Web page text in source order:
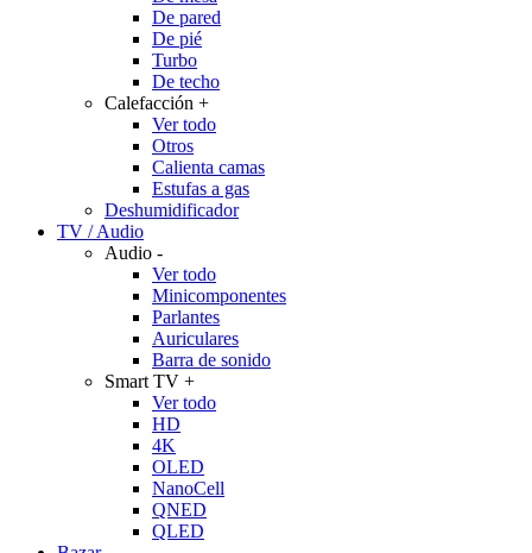
De pared
De pié
Turbo
De techo
Calefacción +
Ver todo
Otros
Calienta camas
Estufas a gas
Deshumidificador
TV / Audio
Audio -
Ver todo
Minicomponentes
Parlantes
Auriculares
Barra de sonido
Smart TV +
Ver todo
HD
4K
OLED
NanoCell
QNED
QLED